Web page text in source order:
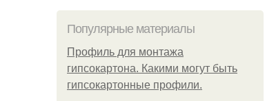
Популярные материалы
Профиль для монтажа
гипсокартона. Какими могут быть
гипсокартонные профили.